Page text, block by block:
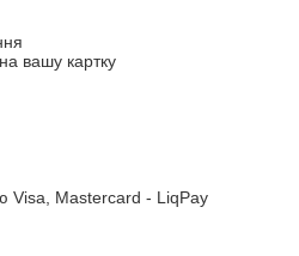
вашу картку
Visa, Mastercard - LiqPay